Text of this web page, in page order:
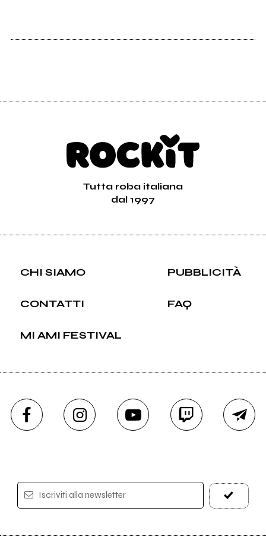
Tutta roba italiana
dal 1997
CHI SIAMO PUBBLICITÀ
CONTATTI FAQ
MI AMI FESTIVAL
Iscriviti alla newsletter